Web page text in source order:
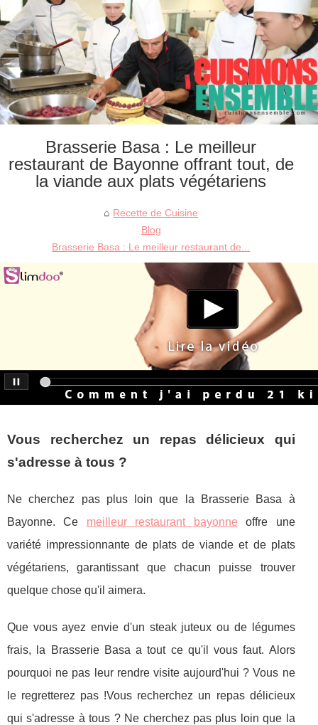
Brasserie Basa : Le meilleur
restaurant de Bayonne offrant tout, de
la viande aux plats végétariens
Recette de Cuisine
Blog
Brasserie Basa : Le meilleur restaurant de...
Vous recherchez un repas délicieux qui
s'adresse à tous ?
Ne cherchez pas plus loin que la Brasserie Basa à
Bayonne. Ce meilleur restaurant bayonne offre une
variété impressionnante de plats de viande et de plats
végétariens, garantissant que chacun puisse trouver
quelque chose qu'il aimera.
Que vous ayez envie d'un steak juteux ou de légumes
frais, la Brasserie Basa a tout ce qu'il vous faut. Alors
pourquoi ne pas leur rendre visite aujourd'hui ? Vous ne
le regretterez pas !Vous recherchez un repas délicieux
qui s'adresse à tous ? Ne cherchez pas plus loin que la